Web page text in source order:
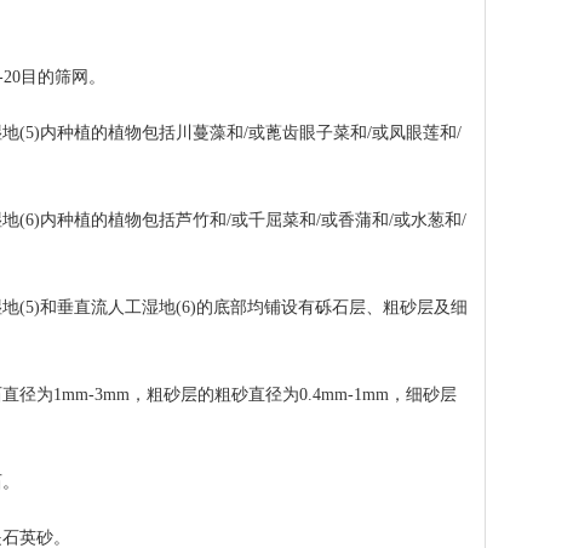
目的筛网。
内种植的植物包括川蔓藻和/或蓖齿眼子菜和/或凤眼莲和/
内种植的植物包括芦竹和/或千屈菜和/或香蒲和/或水葱和/
和垂直流人工湿地(6)的底部均铺设有砾石层、粗砂层及细
为1mm-3mm，粗砂层的粗砂直径为0.4mm-1mm，细砂层
英砂。